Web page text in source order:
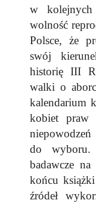
w kolejnych
wolność
Polsce, że
swój
historię III
walki o
kalendarium
kobiet praw
do wyboru.
badawcze
końcu książki
źródeł